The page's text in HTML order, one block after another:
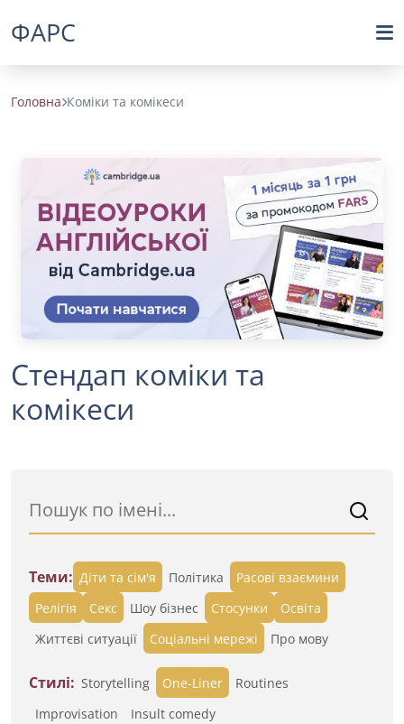
ФАРС
Головна Коміки та комікеси
Стендап коміки та
комікеси
Теми: Діти та сім'я Політика
Расові взаємини
Релігія
Секс Шоу бізнес Стосунки
Освіта
Життєві ситуації
Cоціальні мережі Про мову
Стилі: Storytelling One-Liner
Routines
Improvisation
Insult comedy